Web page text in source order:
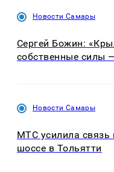
Новости Самары
Сергей Божин:
собственные силы
Новости Самары
МТС усилила
шоссе в Тольятти